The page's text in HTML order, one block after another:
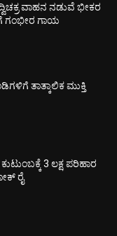
ವಾಹನ ನಡುವೆ ಭೀಕರ
ಗಂಭೀರ ಗಾಯ
ತಾತ್ಕಾಲಿಕ ಮುಕ್ತಿ
3 ಲಕ್ಷ ಪರಿಹಾರ
ರೈ